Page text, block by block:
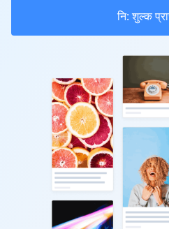
नि: शुल्क